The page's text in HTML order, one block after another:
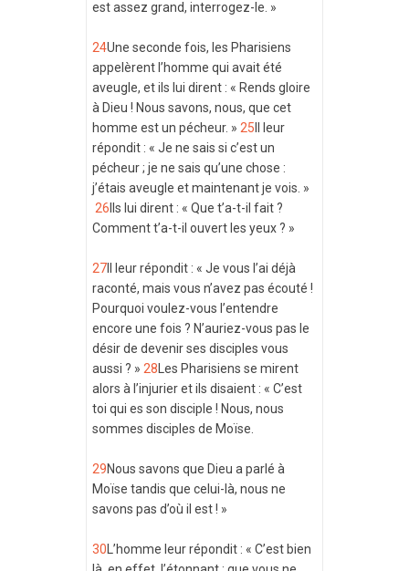
est assez grand, interrogez-le. »
24Une seconde fois, les Pharisiens
appelèrent l’homme qui avait été
aveugle, et ils lui dirent : « Rends gloire
à Dieu ! Nous savons, nous, que cet
homme est un pécheur. » 25 Il leur
répondit : « Je ne sais si c’est un
pécheur ; je ne sais qu’une chose :
j’étais aveugle et maintenant je vois. »
26 Ils lui dirent : « Que t’a-t-il fait ?
Comment t’a-t-il ouvert les yeux ? »
27Il leur répondit : « Je vous l’ai déjà
raconté, mais vous n’avez pas écouté !
Pourquoi voulez-vous l’entendre
encore une fois ? N’auriez-vous pas le
désir de devenir ses disciples vous
aussi ? » 28Les Pharisiens se mirent
alors à l’injurier et ils disaient : « C’est
toi qui es son disciple ! Nous, nous
sommes disciples de Moïse.
29Nous savons que Dieu a parlé à
Moïse tandis que celui-là, nous ne
savons pas d’où il est ! »
30L’homme leur répondit : « C’est bien